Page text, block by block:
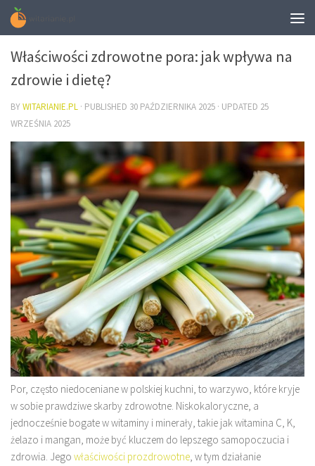
ZDROWIE
Właściwości zdrowotne pora: jak wpływa na
zdrowie i dietę?
BYWITARIANIE.PL · PUBLISHED 30 PAŹDZIERNIKA 2025 · UPDATED 25
WRZEŚNIA 2025
Por, często niedoceniane w polskiej kuchni, to warzywo, które kryje
w sobie prawdziwe skarby zdrowotne. Niskokaloryczne, a
jednocześnie bogate w witaminy i minerały, takie jak witamina C, K,
żelazo i mangan, może być kluczem do lepszego samopoczucia i
zdrowia. Jego właściwości prozdrowotne, w tym działanie